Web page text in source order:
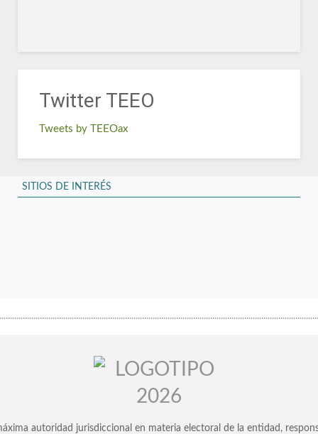
Twitter TEEO
Tweets by TEEOax
autoridad jurisdiccional en materia electoral de la entidad,